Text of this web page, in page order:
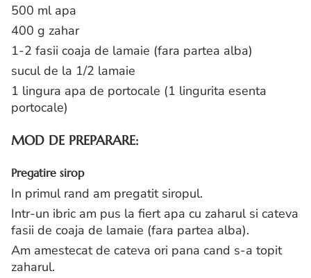
500 ml apa
400 g zahar
1-2 fasii coaja de lamaie (fara partea alba)
sucul de la 1/2 lamaie
1 lingura apa de portocale (1 lingurita esenta
portocale)
MOD DE PREPARARE:
Pregatire sirop
In primul rand am pregatit siropul.
Intr-un ibric am pus la fiert apa cu zaharul si cateva
fasii de coaja de lamaie (fara partea alba).
Am amestecat de cateva ori pana cand s-a topit
zaharul.